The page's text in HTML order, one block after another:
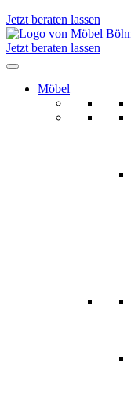
Jetzt beraten lassen
Jetzt beraten lassen
Möbel